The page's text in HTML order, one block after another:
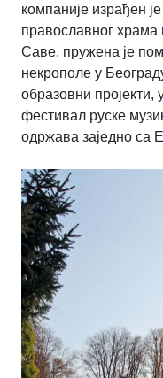
компаније израђен
православног
Саве, пружена је
некрополе у
образовни пројекти,
фестивал руске
одржава заједно са